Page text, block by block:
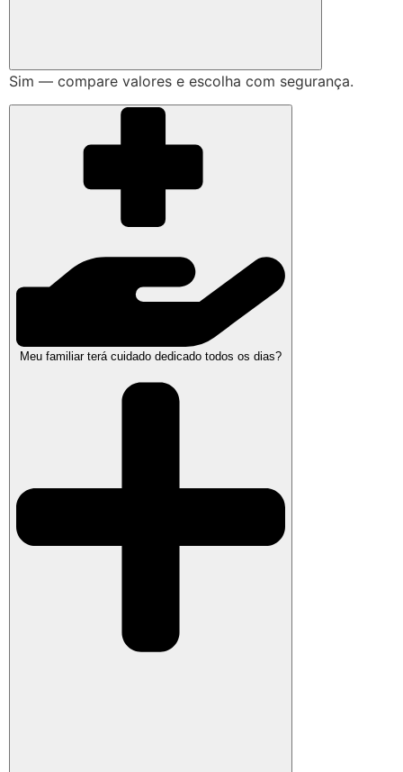
Sim — compare valores e escolha com segurança.
Meu familiar terá cuidado dedicado todos os dias?